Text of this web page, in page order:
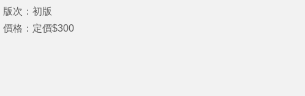
版次：初版
價格：定價$300